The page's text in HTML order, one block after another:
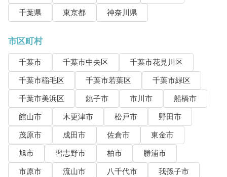
千葉県
東京都 神奈川県
市区町村
千葉市 千葉市中央区
千葉市花見川区
千葉市稲毛区
千葉市若葉区
千葉市緑区
千葉市美浜区
銚子市 市川市
船橋市
館山市
木更津市 松戸市
野田市
茂原市
成田市 佐倉市
東金市
旭市
習志野市 柏市
勝浦市
市原市
流山市 八千代市
我孫子市